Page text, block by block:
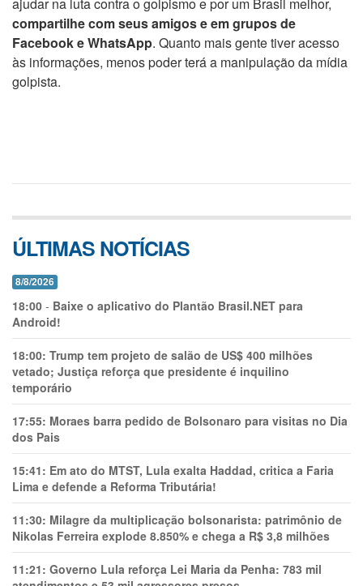
compartilhe com seus amigos e em grupos de
Facebook e WhatsApp. Quanto mais gente tiver acesso
às informações, menos poder terá a manipulação da mídia
golpista.
ÚLTIMAS NOTÍCIAS
8/8/2026
18:00 - Baixe o aplicativo do Plantão Brasil.NET para
Android!
18:00: Trump tem projeto de salão de US$ 400 milhões
vetado; Justiça reforça que presidente é inquilino
temporário
17:55: Moraes barra pedido de Bolsonaro para visitas no Dia
dos Pais
15:41: Em ato do MTST, Lula exalta Haddad, critica a Faria
Lima e defende a Reforma Tributária!
11:30: Milagre da multiplicação bolsonarista: patrimônio de
Nikolas Ferreira explode 8.850% e chega a R$ 3,8 milhões
11:21: Governo Lula reforça Lei Maria da Penha: 783 mil